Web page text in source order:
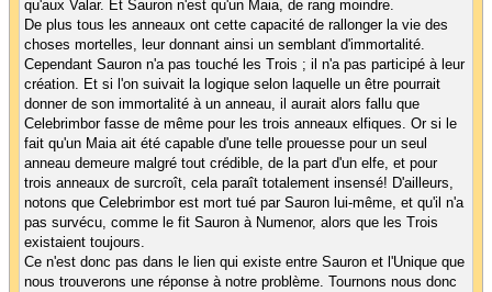
qu'aux Valar. Et Sauron n'est qu'un Maia, de rang moindre.
De plus tous les anneaux ont cette capacité de rallonger la vie des
choses mortelles, leur donnant ainsi un semblant d'immortalité.
Cependant Sauron n'a pas touché les Trois ; il n'a pas participé à leur
création. Et si l'on suivait la logique selon laquelle un être pourrait
donner de son immortalité à un anneau, il aurait alors fallu que
Celebrimbor fasse de même pour les trois anneaux elfiques. Or si le
fait qu'un Maia ait été capable d'une telle prouesse pour un seul
anneau demeure malgré tout crédible, de la part d'un elfe, et pour
trois anneaux de surcroît, cela paraît totalement insensé! D'ailleurs,
notons que Celebrimbor est mort tué par Sauron lui-même, et qu'il n'a
pas survécu, comme le fit Sauron à Numenor, alors que les Trois
existaient toujours.
Ce n'est donc pas dans le lien qui existe entre Sauron et l'Unique que
nous trouverons une réponse à notre problème. Tournons nous donc